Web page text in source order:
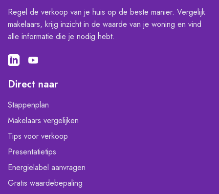
Regel de verkoop van je huis op de beste manier. Vergelijk
makelaars, krijg inzicht in de waarde van je woning en vind
alle informatie die je nodig hebt.
Direct naar
Stappenplan
Makelaars vergelijken
Tips voor verkoop
Presentatietips
Energielabel aanvragen
Gratis waardebepaling